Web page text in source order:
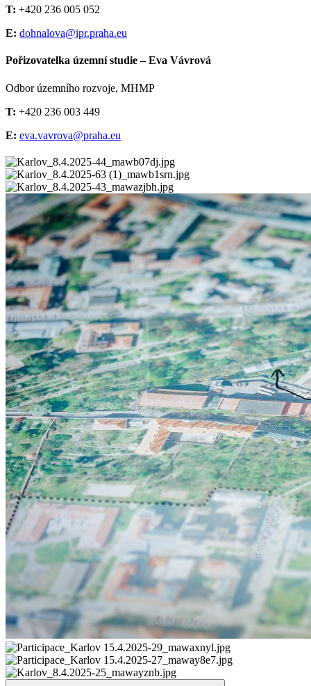
T: +420 236 005 052
E: dohnalova@ipr.praha.eu
Pořizovatelka územní studie – Eva Vávrová
Odbor územního rozvoje, MHMP
T: +420 236 003 449
E: eva.vavrova@praha.eu